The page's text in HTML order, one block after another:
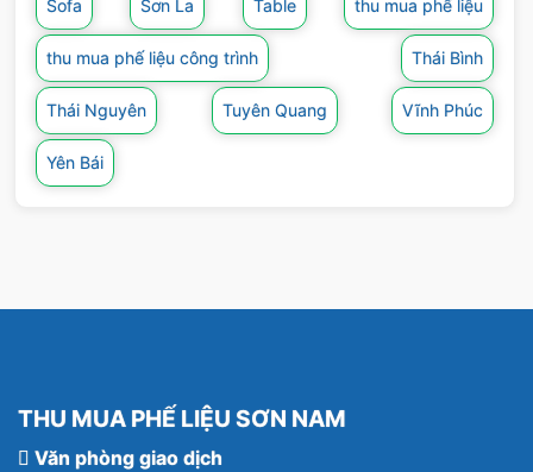
Sofa Sơn La Table thu mua phế liệu
thu mua phế liệu công trình Thái Bình
Thái Nguyên Tuyên Quang Vĩnh Phúc
Yên Bái
Quý khách có nhu cầu thanh lý hàng phế liệu
vui lòng liên hệ
0976.661.222 (Mr Sơn) –
0976.121.886
(Mr Nam) –
0945.978.686
THU MUA PHẾ LIỆU SƠN NAM
Văn phòng giao dịch